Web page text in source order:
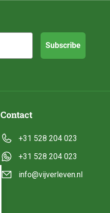
Subscribe
Contact
+31 528 204 023
+31 528 204 023
info@vijverleven.nl